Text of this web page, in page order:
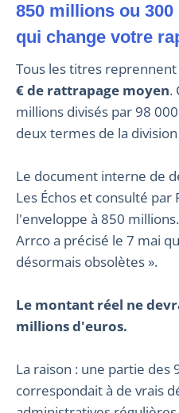
850 millions ou
qui change votre
Tous les titres
€ de rattrapage moyen.
millions divisés par 98
deux termes de la
Le document interne de
Les Échos et consulté
l'enveloppe à 850
Arrco a précisé le 7 mai
désormais obsolètes ».
Le montant réel ne
millions d'euros.
La raison : une partie des
correspondait à de vrais